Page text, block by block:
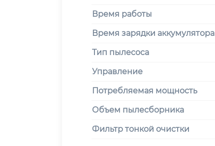
Время работы
Время зарядки аккумулятора
Тип пылесоса
Управление
Потребляемая мощность
Объем пылесборника
Фильтр тонкой очистки